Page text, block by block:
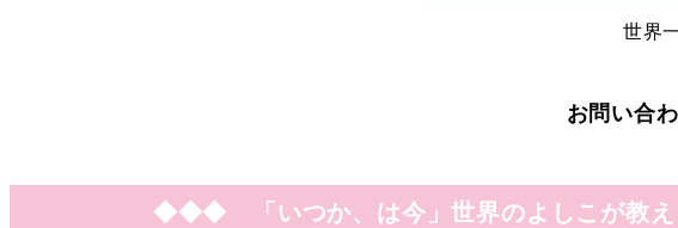
世界
お問い合
◆◆◆ 「いつか、は今」世界のよしこが教